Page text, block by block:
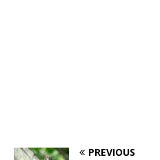
PREVIOUS